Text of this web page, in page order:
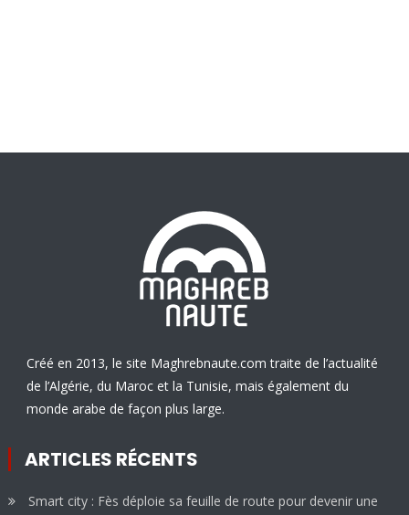
Créé en 2013, le site Maghrebnaute.com traite de l’actualité
de l’Algérie, du Maroc et la Tunisie, mais également du
monde arabe de façon plus large.
ARTICLES RÉCENTS
Smart city : Fès déploie sa feuille de route pour devenir une